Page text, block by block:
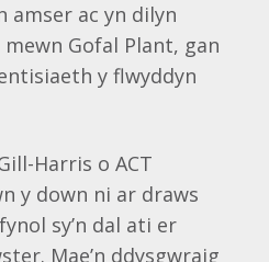
amser ac yn dilyn
Gofal Plant, gan
y flwyddyn
Harris o ACT
y down ni ar draws
sy’n dal ati er
Mae’n ddysgwraig